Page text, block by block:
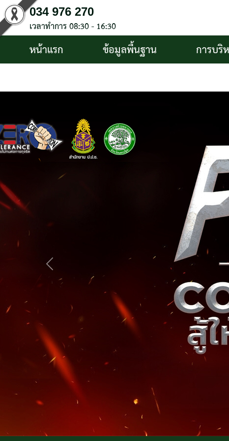
034 976 270
เวลาทำการ 08:30 - 16:30
หน้าแรก ข้อมูลพื้นฐาน การบริ
Previous